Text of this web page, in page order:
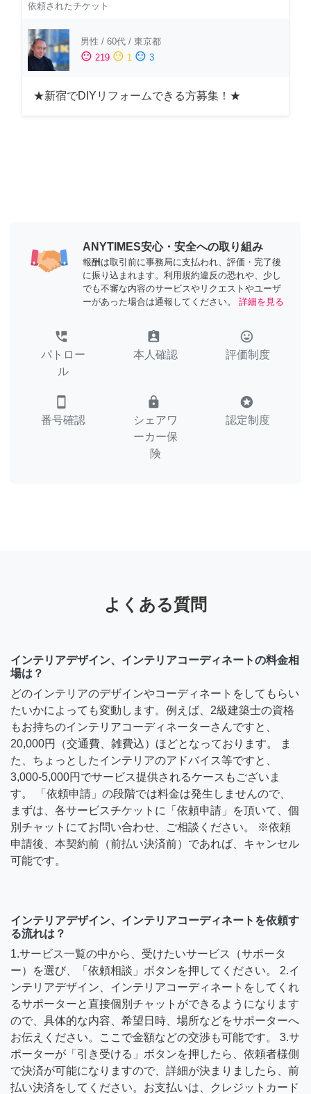
依頼されたチケット
男性 / 60代 / 東京都
sentiment_satisfied 219 sentiment_neutral 1 sentiment_dissatisfied 3
★新宿でDIYリフォームできる方募集！★
ANYTIMES安心・安全への取り組み
報酬は取引前に事務局に支払われ、評価・完了後
に振り込まれます。利用規約違反の恐れや、少し
でも不審な内容のサービスやリクエストやユーザ
ーがあった場合は通報してください。
詳細を見る
perm_phone_msg
パトロー
ル
assignment_ind
本人確認
tag_faces
評価制度
smartphone
番号確認
lock
シェアワ
ーカー保
険
stars
認定制度
よくある質問
インテリアデザイン、インテリアコーディネートの料金相
場は？
どのインテリアのデザインやコーディネートをしてもらい
たいかによっても変動します。例えば、2級建築士の資格
もお持ちのインテリアコーディネーターさんですと、
20,000円（交通費、雑費込）ほどとなっております。 ま
た、ちょっとしたインテリアのアドバイス等ですと、
3,000-5,000円でサービス提供されるケースもございま
す。 「依頼申請」の段階では料金は発生しませんので、
まずは、各サービスチケットに「依頼申請」を頂いて、個
別チャットにてお問い合わせ、ご相談ください。 ※依頼
申請後、本契約前（前払い決済前）であれば、キャンセル
可能です。
インテリアデザイン、インテリアコーディネートを依頼す
る流れは？
1.サービス一覧の中から、受けたいサービス（サポータ
ー）を選び、「依頼相談」ボタンを押してください。 2.イ
ンテリアデザイン、インテリアコーディネートをしてくれ
るサポーターと直接個別チャットができるようになります
ので、具体的な内容、希望日時、場所などをサポーターへ
お伝えください。ここで金額などの交渉も可能です。 3.サ
ポーターが「引き受ける」ボタンを押したら、依頼者様側
で決済が可能になりますので、詳細が決まりましたら、前
払い決済をしてください。お支払いは、クレジットカード